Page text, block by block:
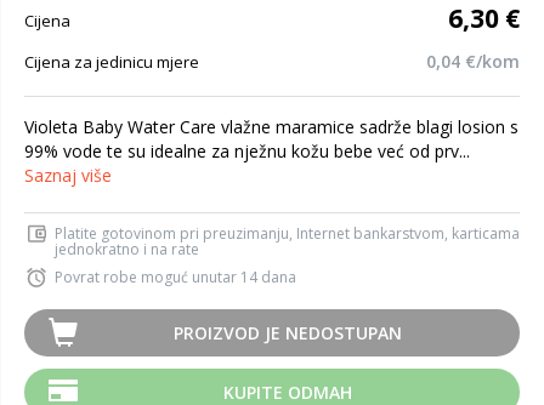
Cijena 6,30 €
Cijena za jedinicu mjere 0,04 €/kom
Violeta Baby Water Care vlažne maramice sadrže blagi losion s
99% vode te su idealne za nježnu kožu bebe već od prv...
Saznaj više
Platite gotovinom pri preuzimanju, Internet bankarstvom, karticama
jednokratno i na rate
Povrat robe moguć unutar 14 dana
PROIZVOD JE NEDOSTUPAN
KUPITE ODMAH